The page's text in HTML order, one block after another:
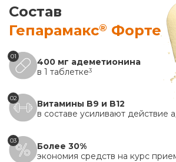
Состав
Гепарамакс® Форте
01
400 мг адеметионина
в 1 таблетке3
02
Витамины B9 и B12
в составе усиливают действие
03
Более 30%
экономия средств на курс